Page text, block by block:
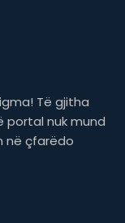
Të gjitha
nuk mund
në çfarëdo